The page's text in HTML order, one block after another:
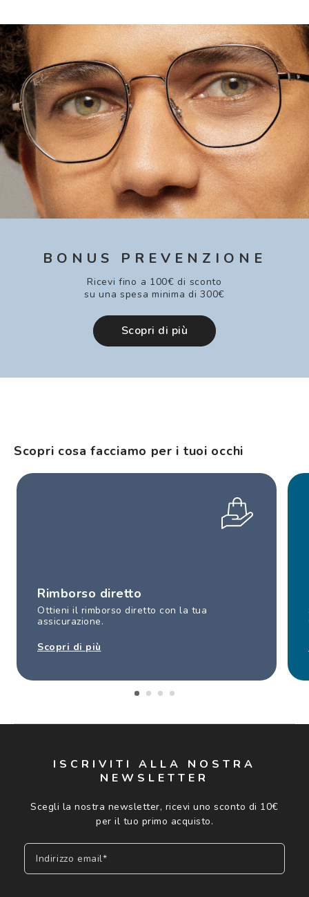
BONUS PREVENZIONE
Ricevi fino a 100€ di sconto
su una spesa minima di 300€
Scopri di più
Scopri cosa facciamo per i tuoi occhi
Rimborso diretto
Ottieni il rimborso diretto con la tua
assicurazione.
Scopri di più
ISCRIVITI ALLA NOSTRA
NEWSLETTER
Scegli la nostra newsletter, ricevi uno sconto di 10€
per il tuo primo acquisto.
Indirizzo email*